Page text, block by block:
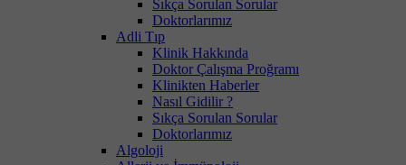
Sıkça Sorulan Sorular
Doktorlarımız
Adli Tıp
Klinik Hakkında
Doktor Çalışma Proğramı
Klinikten Haberler
Nasıl Gidilir ?
Sıkça Sorulan Sorular
Doktorlarımız
Algoloji